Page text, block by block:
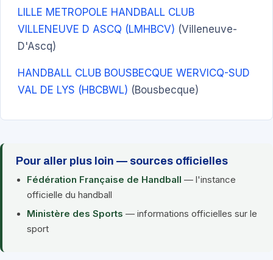
LILLE METROPOLE HANDBALL CLUB
VILLENEUVE D ASCQ (LMHBCV) (Villeneuve-
D'Ascq)
HANDBALL CLUB BOUSBECQUE WERVICQ-SUD
VAL DE LYS (HBCBWL) (Bousbecque)
Pour aller plus loin — sources officielles
Fédération Française de Handball — l'instance
officielle du handball
Ministère des Sports — informations officielles sur le
sport